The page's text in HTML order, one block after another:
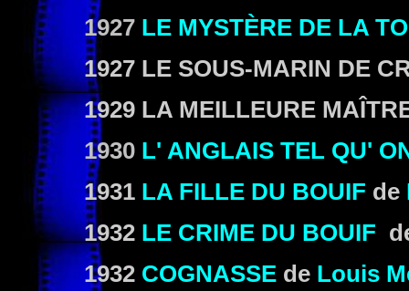
1927 LE MYSTÈRE DE LA
1927 LE SOUS-MARIN DE
1929 LA MEILLEURE
1930 L' ANGLAIS TEL QU'
1931 LA FILLE DU BOUIF de
1932 LE CRIME DU BOUIF
1932 COGNASSE de Louis